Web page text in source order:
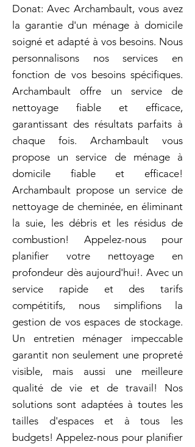
Donat: Avec Archambault, vous avez
la garantie d'un ménage à domicile
soigné et adapté à vos besoins. Nous
personnalisons nos services en
fonction de vos besoins spécifiques.
Archambault offre un service de
nettoyage fiable et efficace,
garantissant des résultats parfaits à
chaque fois. Archambault vous
propose un service de ménage à
domicile fiable et efficace!
Archambault propose un service de
nettoyage de cheminée, en éliminant
la suie, les débris et les résidus de
combustion! Appelez-nous pour
planifier votre nettoyage en
profondeur dès aujourd'hui!. Avec un
service rapide et des tarifs
compétitifs, nous simplifions la
gestion de vos espaces de stockage.
Un entretien ménager impeccable
garantit non seulement une propreté
visible, mais aussi une meilleure
qualité de vie et de travail! Nos
solutions sont adaptées à toutes les
tailles d'espaces et à tous les
budgets! Appelez-nous pour planifier